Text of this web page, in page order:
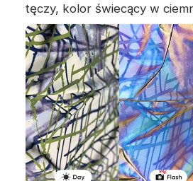
tęczy, kolor świecący w